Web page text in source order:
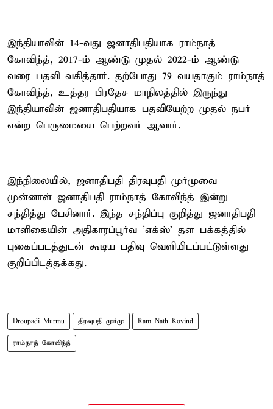
இந்தியாவின் 14-வது ஜனாதிபதியாக ராம்நாத்
கோவிந்த், 2017-ம் ஆண்டு முதல் 2022-ம் ஆண்டு
வரை பதவி வகித்தார். தற்போது 79 வயதாகும் ராம்நாத்
கோவிந்த், உத்தர பிரதேச மாநிலத்தில் இருந்து
இந்தியாவின் ஜனாதிபதியாக பதவியேற்ற முதல் நபர்
என்ற பெருமையை பெற்றவர் ஆவார்.
இந்நிலையில், ஜனாதிபதி திரவுபதி முர்முவை
முன்னாள் ஜனாதிபதி ராம்நாத் கோவிந்த் இன்று
சந்தித்து பேசினார். இந்த சந்திப்பு குறித்து ஜனாதிபதி
மாளிகையின் அதிகாரப்பூர்வ 'எக்ஸ்' தள பக்கத்தில்
புகைப்படத்துடன் கூடிய பதிவு வெளியிடப்பட்டுள்ளது
குறிப்பிடத்தக்கது.
Droupadi Murmu திரவுபதி முர்மு Ram Nath Kovind
ராம்நாத் கோவிந்த்